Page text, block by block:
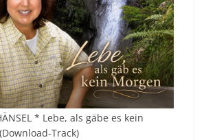
* Lebe, als gäbe es kein
Track)